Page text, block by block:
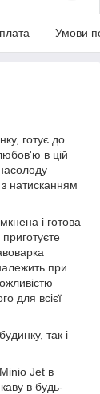
Умови
готує до
в цій
натисканням
і готова
при
для всієї
так і
Jet в
в будь-